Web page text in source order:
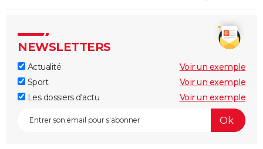
NEWSLETTERS
Actualité
Voir un exemple
Sport
Voir un exemple
Les dossiers d'actu
Voir un exemple